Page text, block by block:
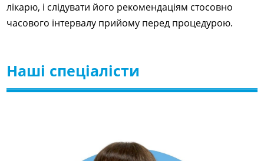
лікарю, і слідувати його рекомендаціям стосовно
часового інтервалу прийому перед процедурою.
Наші спеціалісти